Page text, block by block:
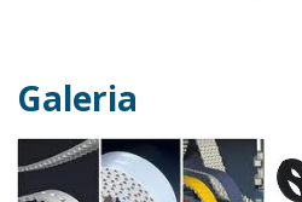
Galeria